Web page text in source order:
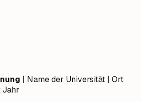
| Name der Universität | Ort
Jahr